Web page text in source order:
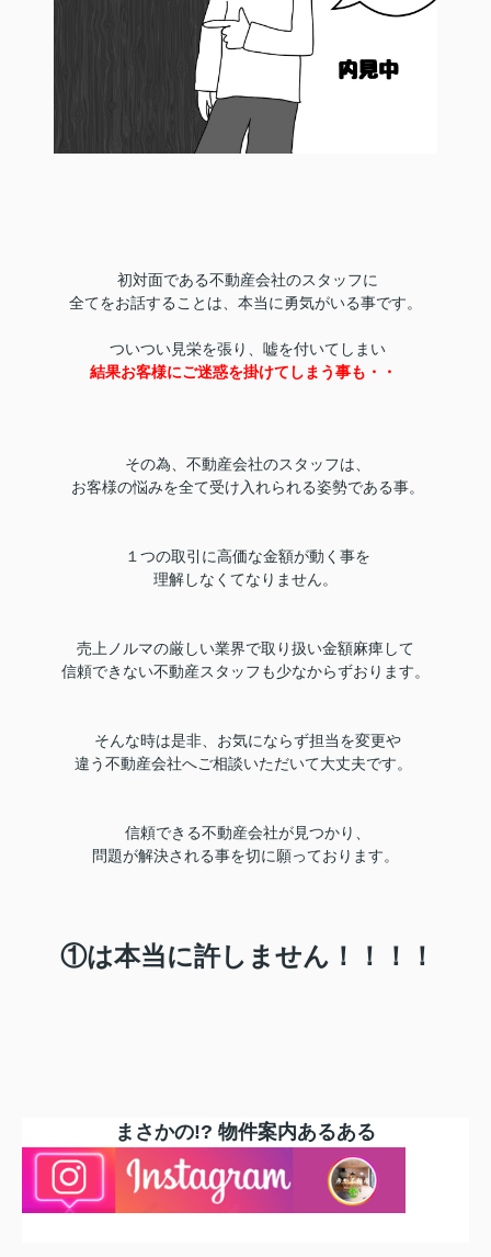
初対面である不動産会社のスタッフに
全てをお話することは、本当に勇気がいる事です。
ついつい見栄を張り、嘘を付いてしまい
結果お客様にご迷惑を掛けてしまう事も・・
その為、不動産会社のスタッフは、
お客様の悩みを全て受け入れられる姿勢である事。
１つの取引に高価な金額が動く事を
理解しなくてなりません。
売上ノルマの厳しい業界で取り扱い金額麻痺して
信頼できない不動産スタッフも少なからずおります。
そんな時は是非、お気にならず担当を変更や
違う不動産会社へご相談いただいて大丈夫です。
信頼できる不動産会社が見つかり、
問題が解決される事を切に願っております。
①は本当に許しません！！！！
まさかの!? 物件案内あるある